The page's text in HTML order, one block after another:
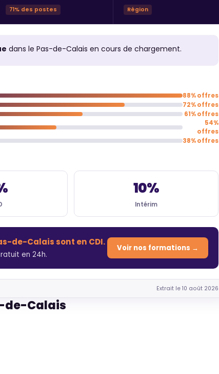
71% des postes Région
dans le Pas-de-Calais en cours de chargement.
88% offres
72% offres
61% offres
54%
offres
38% offres
10%
Intérim
de-Calais sont en CDI.
en 24h.
Voir nos formations →
Extrait le 10 août 2026
de-Calais